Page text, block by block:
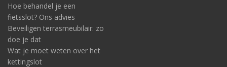
Hoe behandel je een
fietsslot? Ons advies
Beveiligen terrasmeubilair: zo
doe je dat
Wat je moet weten over het
kettingslot